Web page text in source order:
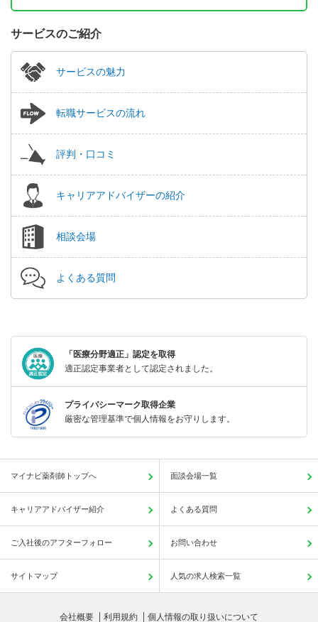
サービスのご紹介
サービスの魅力
転職サービスの流れ
評判・口コミ
キャリアアドバイザーの紹介
相談会場
よくある質問
「医療分野適正」認定を取得
適正認定事業者として認定されました。
プライバシーマーク取得企業
厳密な管理基準で個人情報をお守りします。
マイナビ薬剤師トップへ 面談会場一覧
キャリアアドバイザー紹介 よくある質問
ご入社後のアフターフォロー お問い合わせ
サイトマップ 人気の求人検索一覧
会社概要 利用規約 個人情報の取り扱いについて